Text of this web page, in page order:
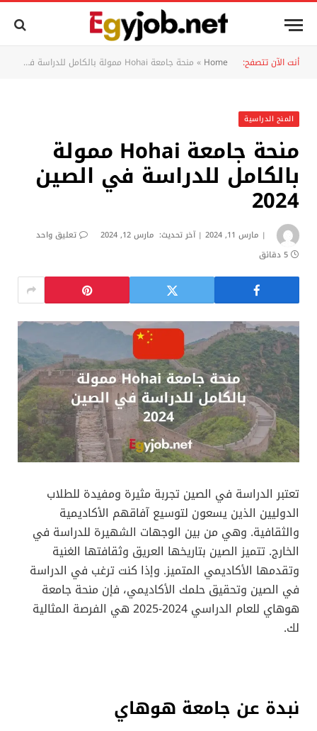
أنت الآن تتصفح: Home
» منحة جامعة Hohai ممولة بالكامل للدراسة في الصين 2024
المنح الدراسية
منحة جامعة Hohai ممولة
بالكامل للدراسة في الصين
2024
مارس 11, 2024 آخر تحديث: مارس 12, 2024
تعليق واحد
5 دقائق
تعتبر الدراسة في الصين تجربة مثيرة ومفيدة للطلاب
الدوليين الذين يسعون لتوسيع آفاقهم الأكاديمية
والثقافية. وهي من بين الوجهات الشهيرة للدراسة في
الخارج. تتميز الصين بتاريخها العريق وثقافتها الغنية
وتقدمها الأكاديمي المتميز. وإذا كنت ترغب في الدراسة
في الصين وتحقيق حلمك الأكاديمي، فإن منحة جامعة
هوهاي للعام الدراسي 2024-2025 هي الفرصة المثالية
لك.
نبدة عن جامعة هوهاي